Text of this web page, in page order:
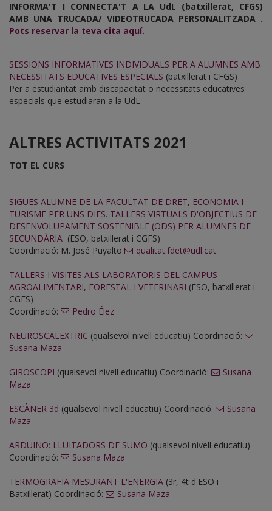
INFORMA'T I CONNECTA'T A LA UdL (batxillerat, CFGS)
AMB UNA TRUCADA/ VIDEOTRUCADA PERSONALITZADA .
Pots reservar la teva cita aquí.
SESSIONS INFORMATIVES INDIVIDUALS PER A ALUMNES AMB
NECESSITATS EDUCATIVES ESPECIALS (batxillerat i CFGS)
Per a estudiantat amb discapacitat o necessitats educatives
especials que estudiaran a la UdL
ALTRES ACTIVITATS 2021
TOT EL CURS
SIGUES ALUMNE DE LA FACULTAT DE DRET, ECONOMIA I
TURISME PER UNS DIES. TALLERS VIRTUALS D'OBJECTIUS DE
DESENVOLUPAMENT SOSTENIBLE (ODS) PER ALUMNES DE
SECUNDÀRIA (ESO, batxillerat i CGFS)
Coordinació: M. José Puyalto
qualitat.fdet@udl.cat
TALLERS I VISITES ALS LABORATORIS DEL CAMPUS
AGROALIMENTARI, FORESTAL I VETERINARI (ESO, batxillerat i
CGFS)
Coordinació:
Pedro Élez
NEUROSCALEXTRIC (qualsevol nivell educatiu) Coordinació:
Susana Maza
GIROSCOPI (qualsevol nivell educatiu) Coordinació:
Susana
Maza
ESCÀNER 3d (qualsevol nivell educatiu) Coordinació:
Susana
Maza
ARDUINO: LLUITADORS DE SUMO (qualsevol nivell educatiu)
Coordinació:
Susana Maza
TERMOGRAFIA MESURANT L'ENERGIA (3r, 4t d'ESO i
Batxillerat) Coordinació:
Susana Maza